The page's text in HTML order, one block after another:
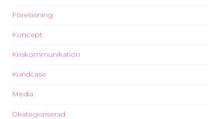
Föreläsning
Koncept
Kriskommunikation
Kundcase
Media
Okategoriserad